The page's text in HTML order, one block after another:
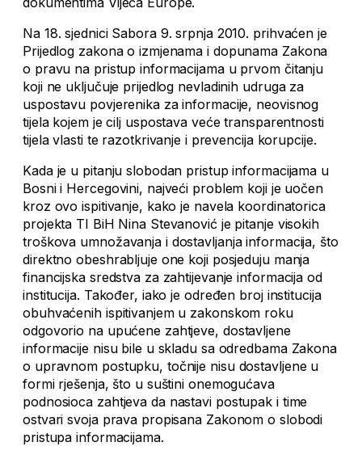
Na 18. sjednici Sabora 9. srpnja 2010. prihvaćen je
Prijedlog zakona o izmjenama i dopunama Zakona
o pravu na pristup informacijama u prvom čitanju
koji ne uključuje prijedlog nevladinih udruga za
uspostavu povjerenika za informacije, neovisnog
tijela kojem je cilj uspostava veće transparentnosti
tijela vlasti te razotkrivanje i prevencija korupcije.
Kada je u pitanju slobodan pristup informacijama u
Bosni i Hercegovini, najveći problem koji je uočen
kroz ovo ispitivanje, kako je navela koordinatorica
projekta TI BiH Nina Stevanović je pitanje visokih
troškova umnožavanja i dostavljanja informacija, što
direktno obeshrabljuje one koji posjeduju manja
financijska sredstva za zahtijevanje informacija od
institucija. Također, iako je određen broj institucija
obuhvaćenih ispitivanjem u zakonskom roku
odgovorio na upućene zahtjeve, dostavljene
informacije nisu bile u skladu sa odredbama Zakona
o upravnom postupku, točnije nisu dostavljene u
formi rješenja, što u suštini onemogućava
podnosioca zahtjeva da nastavi postupak i time
ostvari svoja prava propisana Zakonom o slobodi
pristupa informacijama.